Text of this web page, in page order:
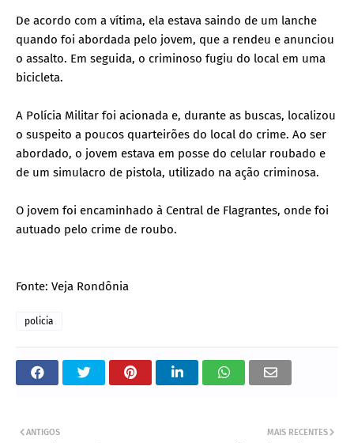
De acordo com a vítima, ela estava saindo de um lanche
quando foi abordada pelo jovem, que a rendeu e anunciou
o assalto. Em seguida, o criminoso fugiu do local em uma
bicicleta.
A Polícia Militar foi acionada e, durante as buscas, localizou
o suspeito a poucos quarteirões do local do crime. Ao ser
abordado, o jovem estava em posse do celular roubado e
de um simulacro de pistola, utilizado na ação criminosa.
O jovem foi encaminhado à Central de Flagrantes, onde foi
autuado pelo crime de roubo.
Fonte: Veja Rondônia
policia
MAIS RECENTES
ANTIGOS